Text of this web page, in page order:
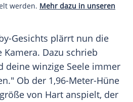
werden. Mehr dazu in unseren
Gesichts plärrt nun die
Kamera. Dazu schrieb
deine winzige Seele immer
Ob der 1,96-Meter-Hüne
von Hart anspielt, der